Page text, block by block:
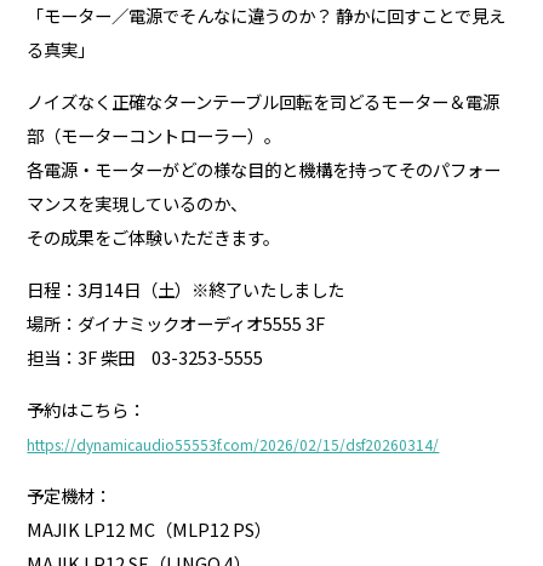
「モーター／電源でそんなに違うのか？ 静かに回すことで見え
る真実」
ノイズなく正確なターンテーブル回転を司どるモーター＆電源
部（モーターコントローラー）。
各電源・モーターがどの様な目的と機構を持ってそのパフォー
マンスを実現しているのか、
その成果をご体験いただきます。
日程：3月14日（土）※終了いたしました
場所：ダイナミックオーディオ5555 3F
担当：3F 柴田 03-3253-5555
予約はこちら：
https://dynamicaudio55553f.com/2026/02/15/dsf20260314/
予定機材：
MAJIK LP12 MC（MLP12 PS）